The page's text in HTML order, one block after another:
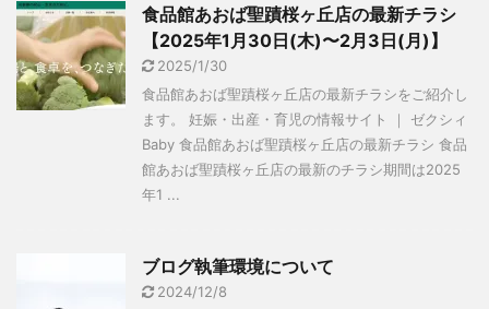
食品館あおば聖蹟桜ヶ丘店の最新チラシ
【2025年1月30日(木)〜2月3日(月)】
2025/1/30
食品館あおば聖蹟桜ヶ丘店の最新チラシをご紹介し
ます。 妊娠・出産・育児の情報サイト ｜ ゼクシィ
Baby 食品館あおば聖蹟桜ヶ丘店の最新チラシ 食品
館あおば聖蹟桜ヶ丘店の最新のチラシ期間は2025
年1 ...
ブログ執筆環境について
2024/12/8